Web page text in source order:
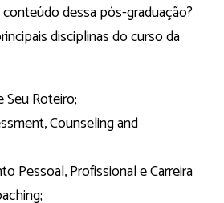
dessa pós-graduação?
disciplinas do curso da
Roteiro;
Counseling and
Pessoal, Profissional e Carreira